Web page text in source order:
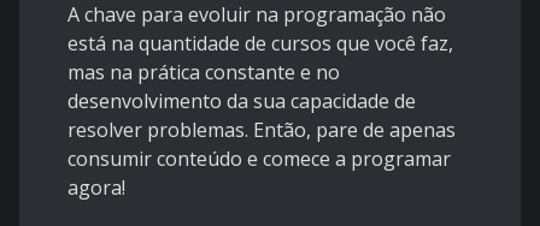
A chave para evoluir na programação não
está na quantidade de cursos que você faz,
mas na prática constante e no
desenvolvimento da sua capacidade de
resolver problemas. Então, pare de apenas
consumir conteúdo e comece a programar
agora!